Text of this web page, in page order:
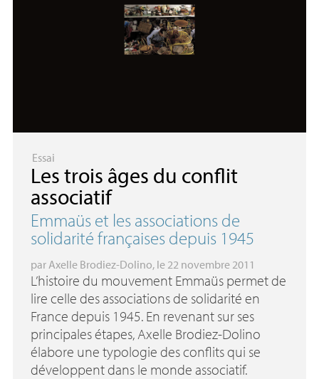
Essai
Les trois âges du conflit
associatif
Emmaüs et les associations de
solidarité françaises depuis 1945
par Axelle Brodiez-Dolino, le 22 novembre 2011
L’histoire du mouvement Emmaüs permet de
lire celle des associations de solidarité en
France depuis 1945. En revenant sur ses
principales étapes, Axelle Brodiez-Dolino
élabore une typologie des conflits qui se
développent dans le monde associatif.